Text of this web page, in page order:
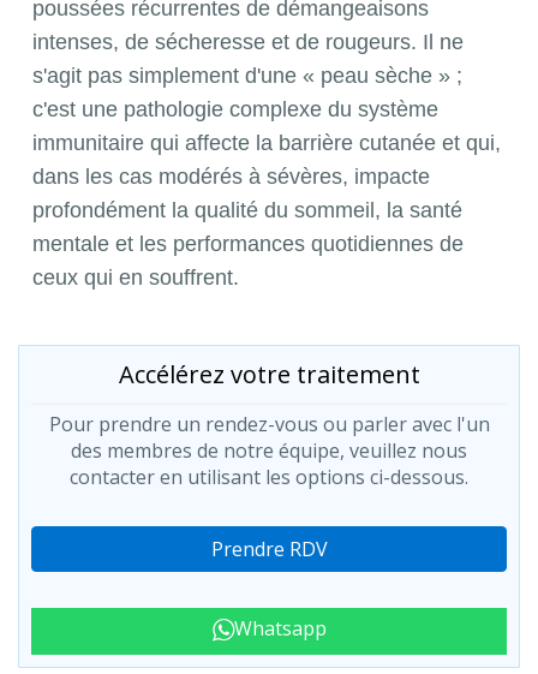
poussées récurrentes de démangeaisons
intenses, de sécheresse et de rougeurs. Il ne
s'agit pas simplement d'une « peau sèche » ;
c'est une pathologie complexe du système
immunitaire qui affecte la barrière cutanée et qui,
dans les cas modérés à sévères, impacte
profondément la qualité du sommeil, la santé
mentale et les performances quotidiennes de
ceux qui en souffrent.
Accélérez votre traitement
Pour prendre un rendez-vous ou parler avec l'un
des membres de notre équipe, veuillez nous
contacter en utilisant les options ci-dessous.
Prendre RDV
Whatsapp